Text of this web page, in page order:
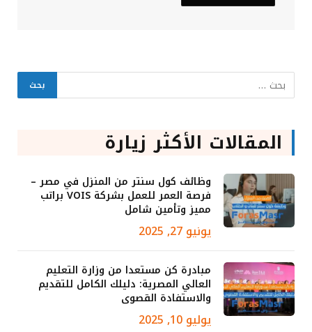
المقالات الأكثر زيارة
وظائف كول سنتر من المنزل في مصر –
فرصة العمر للعمل بشركة VOIS براتب
مميز وتأمين شامل
يونيو 27, 2025
مبادرة كن مستعدا من وزارة التعليم
العالي المصرية: دليلك الكامل للتقديم
والاستفادة القصوى
يوليو 10, 2025